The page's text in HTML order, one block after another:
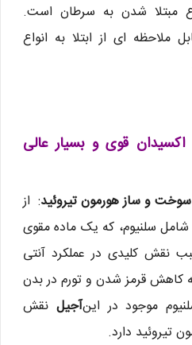
مبتلا شدن به سرطان است.
ملاحظه ای از ابتلا به انواع
قوی و بسیار عالی
و ساز هورمون تیروئید: از
شامل سلنیوم، که یک ماده مقوی
نقش کلیدی در عملکرد آنتی
کاهش قرمز شدن و تورم در بدن
موجود در اینآجیل نقش
تیروئید دارد.